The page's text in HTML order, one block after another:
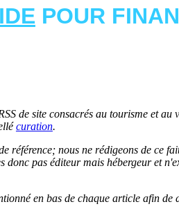
POUR
de site consacrés au tourisme et
curation.
nous ne rédigeons de ce
pas éditeur mais hébergeur et
en bas de chaque article afin